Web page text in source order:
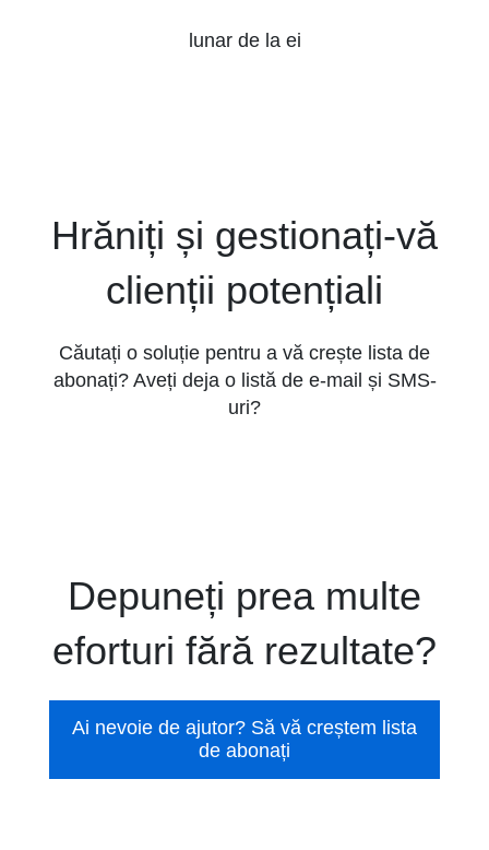
lunar de la ei
Hrăniți și gestionați-vă
clienții potențiali
Căutați o soluție pentru a vă crește lista de
abonați? Aveți deja o listă de e-mail și SMS-
uri?
Depuneți prea multe
eforturi fără rezultate?
Ai nevoie de ajutor? Să vă creștem lista
de abonați